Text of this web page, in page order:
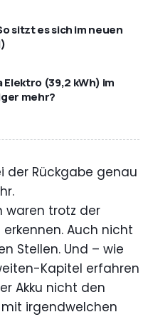
sitzt es sich im neuen
Elektro (39,2 kWh) im
mehr?
der Rückgabe genau
waren trotz der
Auch nicht
Stellen. Und – wie
Kapitel erfahren
Akku nicht den
irgendwelchen